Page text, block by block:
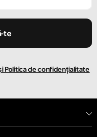
te
Politica de confidențialitate